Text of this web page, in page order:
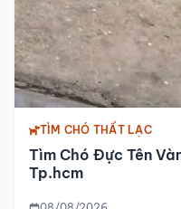
TÌM CHÓ THẤT LẠC
Tìm Chó Đực Tên
Tp.hcm